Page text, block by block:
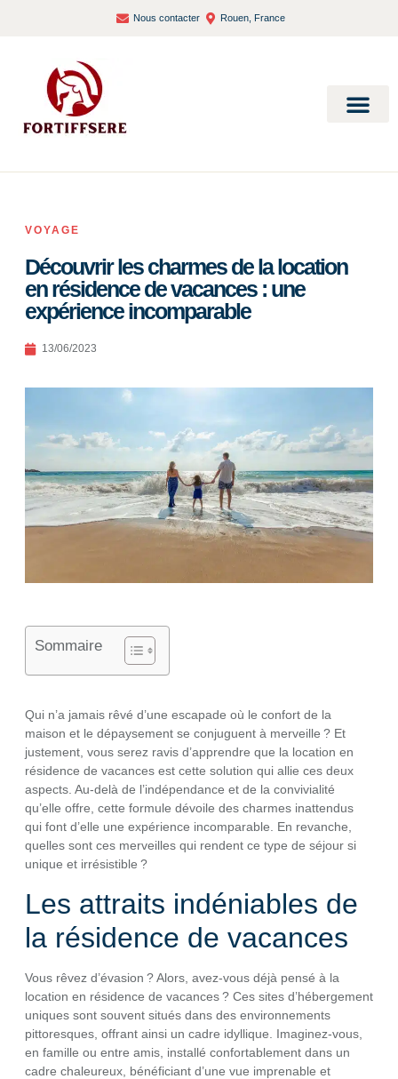
Nous contacter Rouen, France
VOYAGE
Découvrir les charmes de la location
en résidence de vacances : une
expérience incomparable
13/06/2023
Sommaire
Qui n’a jamais rêvé d’une escapade où le confort de la
maison et le dépaysement se conjuguent à merveille ? Et
justement, vous serez ravis d’apprendre que la location en
résidence de vacances est cette solution qui allie ces deux
aspects. Au-delà de l’indépendance et de la convivialité
qu’elle offre, cette formule dévoile des charmes inattendus
qui font d’elle une expérience incomparable. En revanche,
quelles sont ces merveilles qui rendent ce type de séjour si
unique et irrésistible ?
Les attraits indéniables de
la résidence de vacances
Vous rêvez d’évasion ? Alors, avez-vous déjà pensé à la
location en résidence de vacances ? Ces sites d’hébergement
uniques sont souvent situés dans des environnements
pittoresques, offrant ainsi un cadre idyllique. Imaginez-vous,
en famille ou entre amis, installé confortablement dans un
cadre chaleureux, bénéficiant d’une vue imprenable et